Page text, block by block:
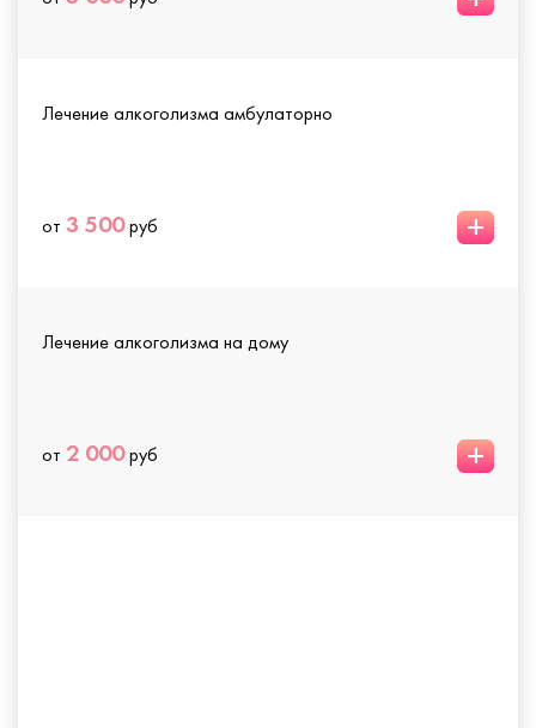
Лечение алкоголизма амбулаторно
от 3 500руб +
Лечение алкоголизма на дому
от 2 000руб +